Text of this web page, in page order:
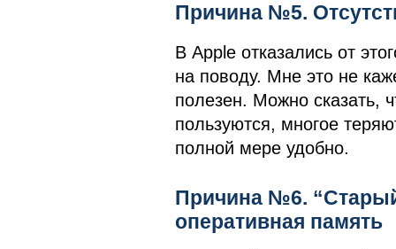
Причина №5.
В Apple отказались от
на поводу. Мне это не
полезен. Можно сказать,
пользуются, многое
полной мере удобно.
Причина №6.
оперативная память